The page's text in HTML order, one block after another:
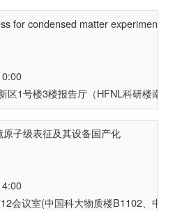
南量子院量子科学大厦1417室同步视
for condensed matter experiment
区1号楼3楼报告厅（HFNL科研楼南楼
新区2号楼B栋2518会议室、济南量
子级表征及其设备国产化
会议室(中国科大物质楼B1102、中国